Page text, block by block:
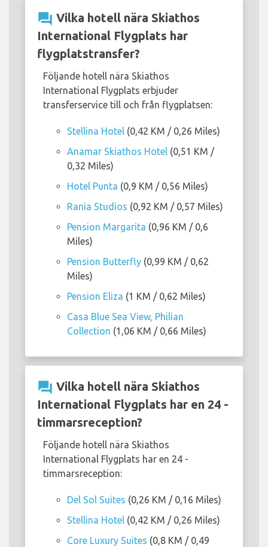
question_answer Vilka hotell nära Skiathos
International Flygplats har
flygplatstransfer?
Följande hotell nära Skiathos
International Flygplats erbjuder
transferservice till och från flygplatsen:
Stellina Hotel (0,42 KM / 0,26 Miles)
Anamar Skiathos Hotel (0,51 KM /
0,32 Miles)
Hotel Punta (0,9 KM / 0,56 Miles)
Rania Studios (0,92 KM / 0,57 Miles)
Pension Margarita (0,96 KM / 0,6
Miles)
Pension Butterfly (0,99 KM / 0,62
Miles)
Pension Eliza (1 KM / 0,62 Miles)
Casa Blue Sea View, Philian
Collection (1,06 KM / 0,66 Miles)
question_answer Vilka hotell nära Skiathos
International Flygplats har en 24 -
timmarsreception?
Följande hotell nära Skiathos
International Flygplats har en 24 -
timmarsreception:
Del Sol Suites (0,26 KM / 0,16 Miles)
Stellina Hotel (0,42 KM / 0,26 Miles)
Core Luxury Suites (0,8 KM / 0,49